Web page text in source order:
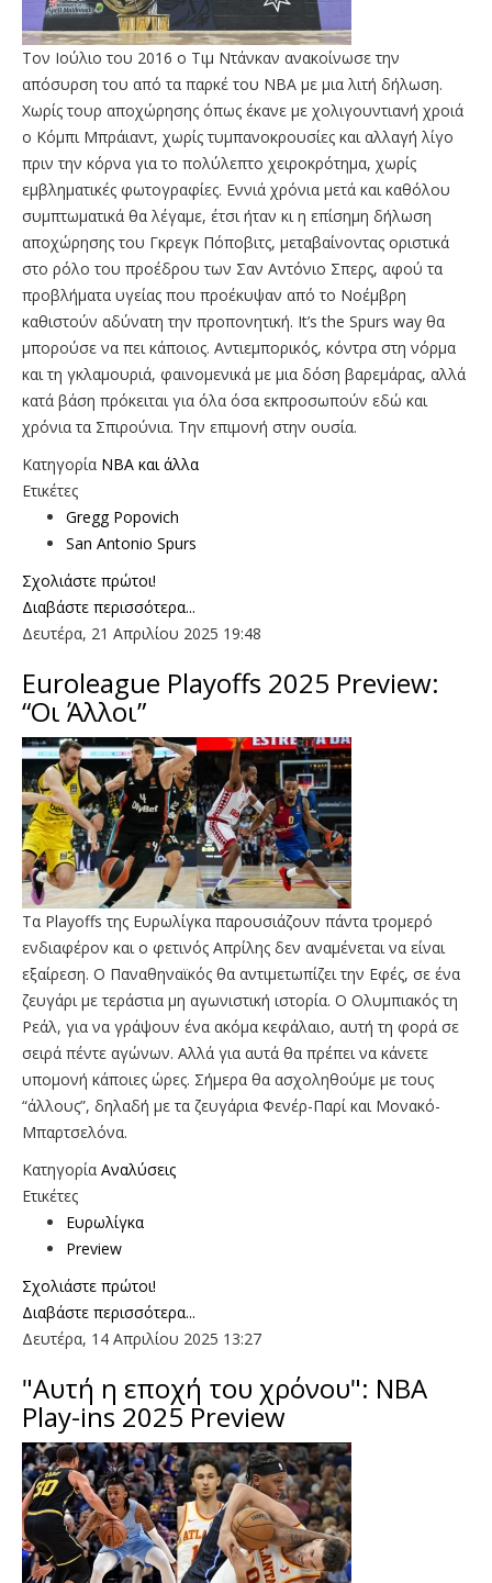
Τον Ιούλιο του 2016 ο Τιμ Ντάνκαν ανακοίνωσε την
απόσυρση του από τα παρκέ του ΝΒΑ με μια λιτή δήλωση.
Χωρίς τουρ αποχώρησης όπως έκανε με χολιγουντιανή χροιά
ο Κόμπι Μπράιαντ, χωρίς τυμπανοκρουσίες και αλλαγή λίγο
πριν την κόρνα για το πολύλεπτο χειροκρότημα, χωρίς
εμβληματικές φωτογραφίες. Εννιά χρόνια μετά και καθόλου
συμπτωματικά θα λέγαμε, έτσι ήταν κι η επίσημη δήλωση
αποχώρησης του Γκρεγκ Πόποβιτς, μεταβαίνοντας οριστικά
στο ρόλο του προέδρου των Σαν Αντόνιο Σπερς, αφού τα
προβλήματα υγείας που προέκυψαν από το Νοέμβρη
καθιστούν αδύνατη την προπονητική. It’s the Spurs way θα
μπορούσε να πει κάποιος. Αντιεμπορικός, κόντρα στη νόρμα
και τη γκλαμουριά, φαινομενικά με μια δόση βαρεμάρας, αλλά
κατά βάση πρόκειται για όλα όσα εκπροσωπούν εδώ και
χρόνια τα Σπιρούνια. Την επιμονή στην ουσία.
Κατηγορία NBA και άλλα
Ετικέτες
Gregg Popovich
San Antonio Spurs
Σχολιάστε πρώτοι!
Διαβάστε περισσότερα...
Δευτέρα, 21 Απριλίου 2025 19:48
Euroleague Playoffs 2025 Preview:
“Οι Άλλοι”
Τα Playoffs της Ευρωλίγκα παρουσιάζουν πάντα τρομερό
ενδιαφέρον και ο φετινός Απρίλης δεν αναμένεται να είναι
εξαίρεση. Ο Παναθηναϊκός θα αντιμετωπίζει την Εφές, σε ένα
ζευγάρι με τεράστια μη αγωνιστική ιστορία. Ο Ολυμπιακός τη
Ρεάλ, για να γράψουν ένα ακόμα κεφάλαιο, αυτή τη φορά σε
σειρά πέντε αγώνων. Αλλά για αυτά θα πρέπει να κάνετε
υπομονή κάποιες ώρες. Σήμερα θα ασχοληθούμε με τους
“άλλους”, δηλαδή με τα ζευγάρια Φενέρ-Παρί και Μονακό-
Μπαρτσελόνα.
Κατηγορία Αναλύσεις
Ετικέτες
Ευρωλίγκα
Preview
Σχολιάστε πρώτοι!
Διαβάστε περισσότερα...
Δευτέρα, 14 Απριλίου 2025 13:27
"Αυτή η εποχή του χρόνου": NBA
Play-ins 2025 Preview